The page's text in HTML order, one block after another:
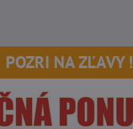
POZRI NA ZĽAVY !